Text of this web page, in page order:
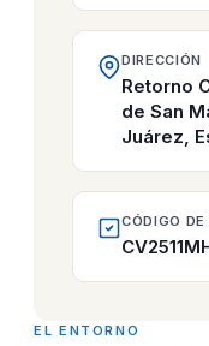
DIRECCIÓN
Retorno
de San
Juárez,
CÓDIGO DE
EL ENTORNO